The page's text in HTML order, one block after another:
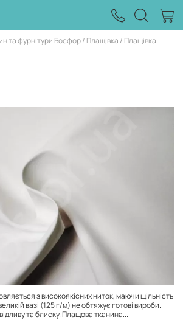
та фурнітури Босфор Плащівка
Плащівка
з високоякісних ниток, маючи щільність
вазі (125 г/м) не обтяжує готові вироби.
та блиску. Плащова тканина...